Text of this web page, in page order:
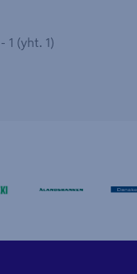
1 (yht. 1)